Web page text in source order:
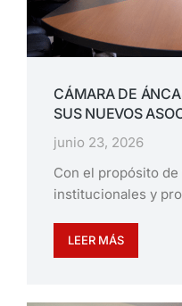
CÁMARA DE
SUS NUEVOS
junio 23, 2026
Con el propósito
institucionales y
LEER MÁS